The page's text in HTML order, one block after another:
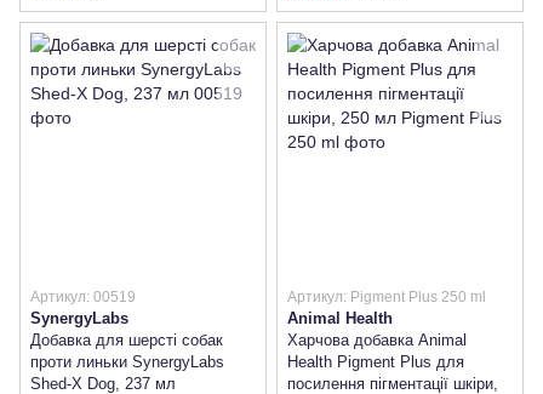
Артикул: 00519
SynergyLabs
Добавка для шерсті собак
проти линьки SynergyLabs
Shed-X Dog, 237 мл
Артикул: Pigment Plus 250 ml
Animal Health
Харчова добавка Animal
Health Pigment Plus для
посилення пігментації шкіри,